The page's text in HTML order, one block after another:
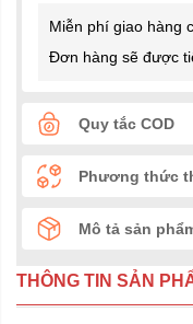
Miễn phí giao hàng
Đơn hàng sẽ được
Quy tắc COD
Phương thức
Mô tả sản
THÔNG TIN SẢN